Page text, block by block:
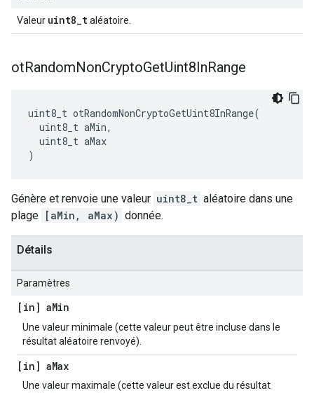
Valeur uint8_taléatoire.
otRandomNonCryptoGetUint8InRange
uint8_t otRandomNonCryptoGetUint8InRange(
uint8_t aMin,
uint8_t aMax
)
Génère et renvoie une valeur uint8_t aléatoire dans une
plage [aMin, aMax) donnée.
Détails
Paramètres
[in] aMin
Une valeur minimale (cette valeur peut être incluse dans le
résultat aléatoire renvoyé).
[in] aMax
Une valeur maximale (cette valeur est exclue du résultat